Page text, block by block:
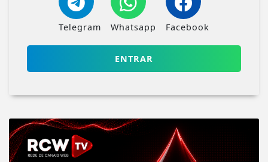
Telegram Whatsapp Facebook
ENTRAR